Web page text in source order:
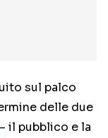
sul palco
delle due
– il pubblico e la